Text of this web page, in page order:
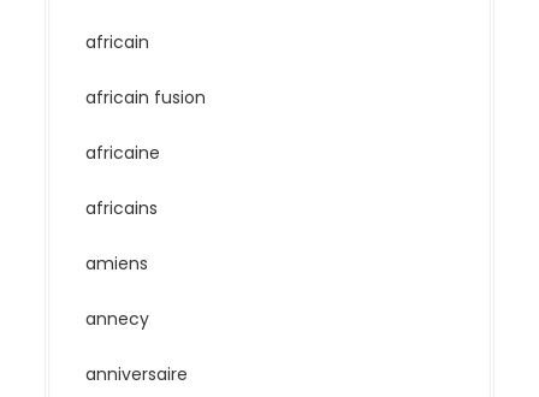
africain
africain fusion
africaine
africains
amiens
annecy
anniversaire